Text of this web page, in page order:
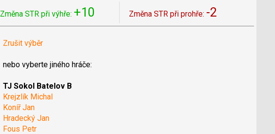
Změna STR při výhře: +10 Změna STR při prohře: -2
Zrušit výběr
nebo vyberte jiného hráče:
TJ Sokol Batelov B
Krejzlík Michal
Koníř Jan
Hradecký Jan
Fous Petr